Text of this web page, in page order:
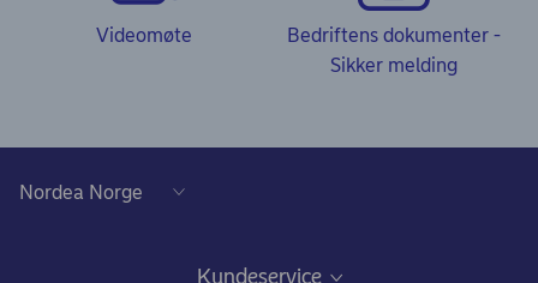
Videomøte
Bedriftens dokumenter -
Sikker melding
Kundeservice